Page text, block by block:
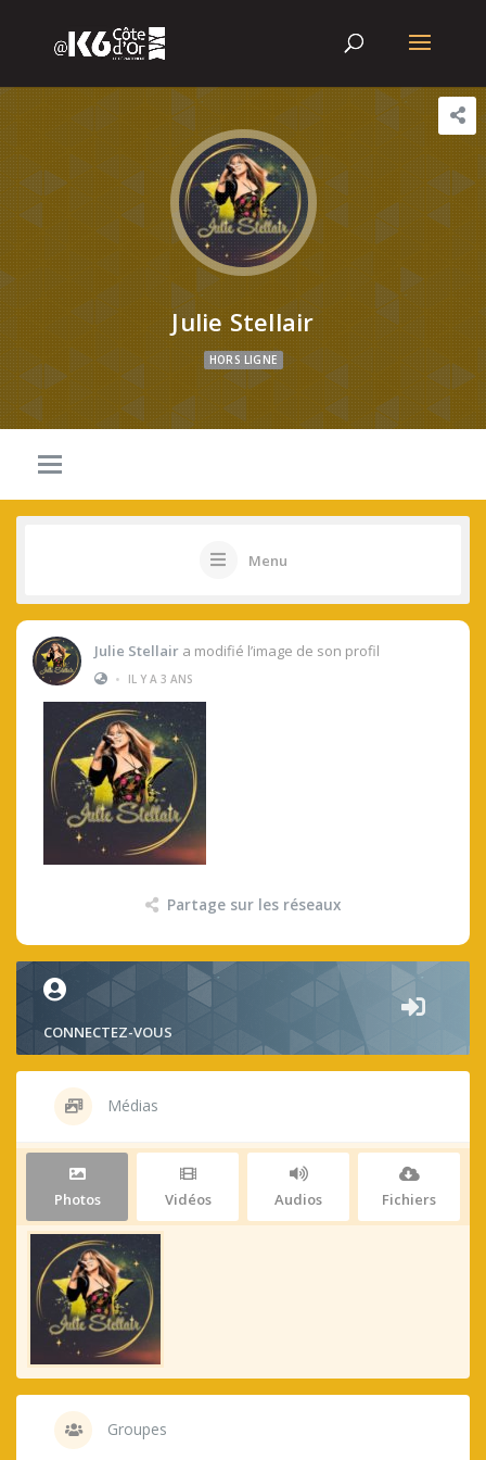
Julie Stellair
HORS LIGNE
Menu
Julie Stellair a modifié l’image de son profil
•
IL Y A 3 ANS
Partage sur les réseaux
CONNECTEZ-VOUS
Médias
Photos Vidéos Audios Fichiers
Groupes